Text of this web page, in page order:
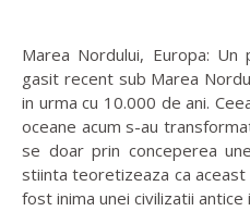
Marea Nordului, Europa:
gasit recent sub Marea
in urma cu 10.000 de ani.
oceane acum s-au
se doar prin conceperea
stiinta teoretizeaza ca
fost inima unei civilizatii